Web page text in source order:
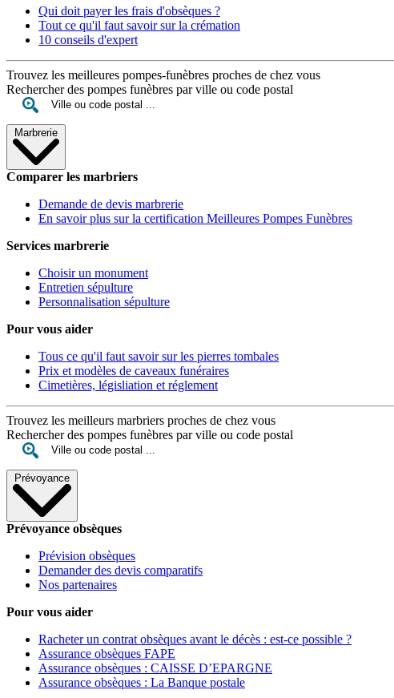
Qui doit payer les frais d'obsèques ?
Tout ce qu'il faut savoir sur la crémation
10 conseils d'expert
Trouvez les meilleures pompes-funèbres proches de chez vous
Rechercher des pompes funèbres par ville ou code postal
Marbrerie
Comparer les marbriers
Demande de devis marbrerie
En savoir plus sur la certification Meilleures Pompes Funèbres
Services marbrerie
Choisir un monument
Entretien sépulture
Personnalisation sépulture
Pour vous aider
Tous ce qu'il faut savoir sur les pierres tombales
Prix et modèles de caveaux funéraires
Cimetières, législiation et réglement
Trouvez les meilleurs marbriers proches de chez vous
Rechercher des pompes funèbres par ville ou code postal
Prévoyance
Prévoyance obsèques
Prévision obsèques
Demander des devis comparatifs
Nos partenaires
Pour vous aider
Racheter un contrat obsèques avant le décès : est-ce possible ?
Assurance obsèques FAPE
Assurance obsèques : CAISSE D’EPARGNE
Assurance obsèques : La Banque postale